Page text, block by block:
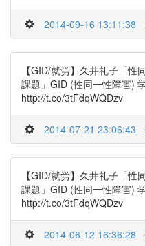
2014-09-16 13:11:38
【GID/就労】久井礼子「性
課題」GID (性同一性障害)
http://t.co/3tFdqWQDzv
2014-07-21 23:06:43
【GID/就労】久井礼子「性
課題」GID (性同一性障害)
http://t.co/3tFdqWQDzv
2014-06-12 16:36:28